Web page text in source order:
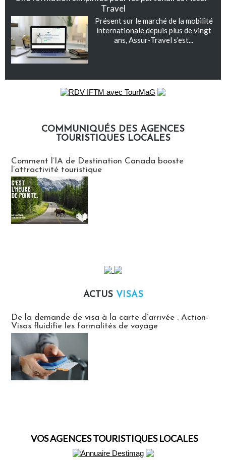
Travel
Présent sur le marché de la mobilité
internationale depuis plus de vingt
ans, Assur-Travel s'est...
COMMUNIQUÉS DES AGENCES
TOURISTIQUES LOCALES
Comment l’IA de Destination Canada booste
l’attractivité touristique
ACTUS VISAS
De la demande de visa à la carte d’arrivée : Action-
Visas fluidifie les formalités de voyage
VOS AGENCES TOURISTIQUES LOCALES